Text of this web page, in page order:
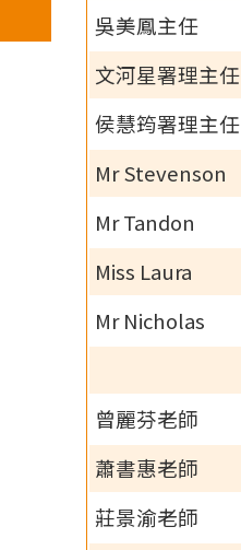
吳美鳳主任
文河星署理主任
侯慧筠署理主任
Mr Stevenson
Mr Tandon
Miss Laura
Mr Nicholas
曾麗芬老師
蕭書惠老師
莊景渝老師